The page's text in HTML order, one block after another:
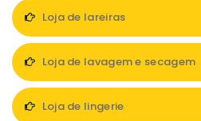
Loja de lareiras
Loja de lavagem e secagem
Loja de lingerie